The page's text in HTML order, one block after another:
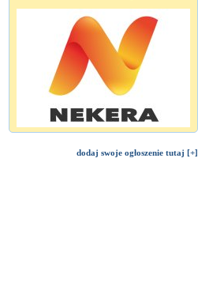
dodaj swoje ogłoszenie tutaj [+]